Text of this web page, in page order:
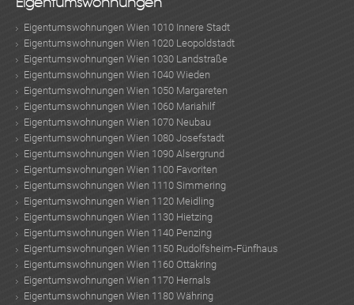
Eigentumswohnungen Wien 1010 Innere Stadt
Eigentumswohnungen Wien 1020 Leopoldstadt
Eigentumswohnungen Wien 1030 Landstraße
Eigentumswohnungen Wien 1040 Wieden
Eigentumswohnungen Wien 1050 Margareten
Eigentumswohnungen Wien 1060 Mariahilf
Eigentumswohnungen Wien 1070 Neubau
Eigentumswohnungen Wien 1080 Josefstadt
Eigentumswohnungen Wien 1090 Alsergrund
Eigentumswohnungen Wien 1100 Favoriten
Eigentumswohnungen Wien 1110 Simmering
Eigentumswohnungen Wien 1120 Meidling
Eigentumswohnungen Wien 1130 Hietzing
Eigentumswohnungen Wien 1140 Penzing
Eigentumswohnungen Wien 1150 Rudolfsheim-Fünfhaus
Eigentumswohnungen Wien 1160 Ottakring
Eigentumswohnungen Wien 1170 Hernals
Eigentumswohnungen Wien 1180 Währing